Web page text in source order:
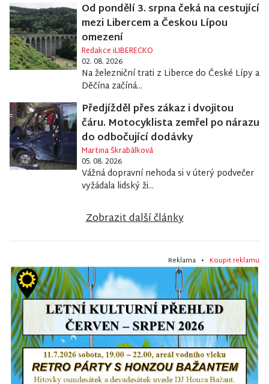
Od pondělí 3. srpna čeká na cestující
mezi Libercem a Českou Lípou
omezení
Redakce iLIBERECKO
02. 08. 2026
Na železniční trati z Liberce do České Lípy a
Děčína začíná...
Předjížděl přes zákaz i dvojitou
čáru. Motocyklista zemřel po nárazu
do odbočující dodávky
Martina Škrabálková
05. 08. 2026
Vážná dopravní nehoda si v úterý podvečer
vyžádala lidský ži...
Zobrazit další články
Reklama • Koupit reklamu